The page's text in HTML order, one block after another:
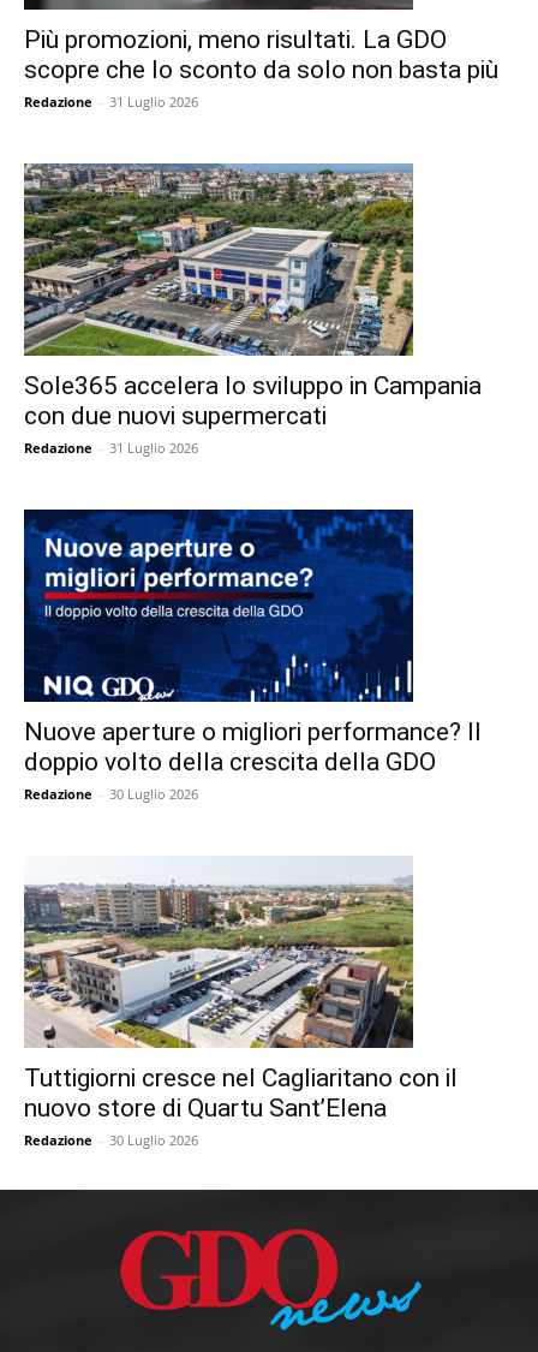
Più promozioni, meno risultati. La GDO
scopre che lo sconto da solo non basta più
Redazione - 31 Luglio 2026
Sole365 accelera lo sviluppo in Campania
con due nuovi supermercati
Redazione - 31 Luglio 2026
Nuove aperture o migliori performance? Il
doppio volto della crescita della GDO
Redazione - 30 Luglio 2026
Tuttigiorni cresce nel Cagliaritano con il
nuovo store di Quartu Sant’Elena
Redazione - 30 Luglio 2026